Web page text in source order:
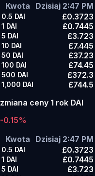
Kwota
Dzisiaj 2:47 PM
0.5 DAI £0.3723
1 DAI £0.7445
5 DAI £3.723
10 DAI £7.445
50 DAI £37.23
100 DAI £74.45
500 DAI £372.3
1,000 DAI £744.5
zmiana ceny 1 rok DAI
-0.15%
Kwota
Dzisiaj 2:47 PM
0.5 DAI £0.3723
1 DAI £0.7445
5 DAI £3.723